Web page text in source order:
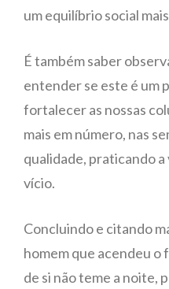
um equilíbrio social
É também saber
entender se este é um
fortalecer as nossas
mais em número, nas
qualidade, praticando
vício.
Concluindo e citando
homem que acendeu
de si não teme a noite,